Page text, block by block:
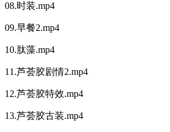
08.时装.mp4
09.早餐2.mp4
10.肽藻.mp4
11.芦荟胶剧情2.mp4
12.芦荟胶特效.mp4
13.芦荟胶古装.mp4